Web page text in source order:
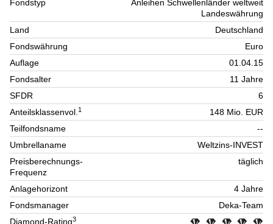
Fondstyp
Anleihen Schwellenländer weltweit
Landeswährung
Land
Deutschland
Fondswährung
Euro
Auflage
01.04.15
Fondsalter
11 Jahre
SFDR
6
Anteilsklassenvol.1
148 Mio. EUR
Teilfondsname
--
Umbrellaname
Weltzins-INVEST
Preisberechnungs-
Frequenz
täglich
Anlagehorizont
4 Jahre
Fondsmanager
Deka-Team
Diamond-Rating3